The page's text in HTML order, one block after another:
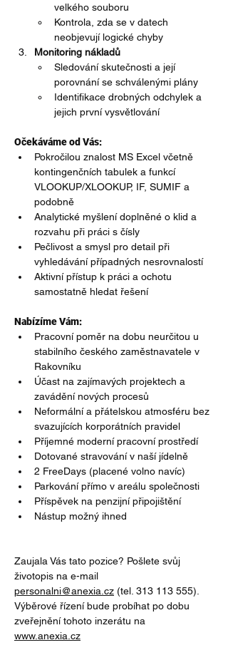
velkého souboru
Kontrola, zda se v datech
neobjevují logické chyby
Monitoring nákladů
Sledování skutečnosti a její
porovnání se schválenými plány
Identifikace drobných odchylek a
jejich první vysvětlování
Očekáváme od Vás:
Pokročilou znalost MS Excel včetně
kontingenčních tabulek a funkcí
VLOOKUP/XLOOKUP, IF, SUMIF a
podobně
Analytické myšlení doplněné o klid a
rozvahu při práci s čísly
Pečlivost a smysl pro detail při
vyhledávání případných nesrovnalostí
Aktivní přístup k práci a ochotu
samostatně hledat řešení
Nabízíme Vám:
Pracovní poměr na dobu neurčitou u
stabilního českého zaměstnavatele v
Rakovníku
Účast na zajímavých projektech a
zavádění nových procesů
Neformální a přátelskou atmosféru bez
svazujících korporátních pravidel
Příjemné moderní pracovní prostředí
Dotované stravování v naší jídelně
2 FreeDays (placené volno navíc)
Parkování přímo v areálu společnosti
Příspěvek na penzijní připojištění
Nástup možný ihned
Zaujala Vás tato pozice? Pošlete svůj
životopis na e-mail
personalni@anexia.cz (tel. 313 113 555).
Výběrové řízení bude probíhat po dobu
zveřejnění tohoto inzerátu na
www.anexia.cz